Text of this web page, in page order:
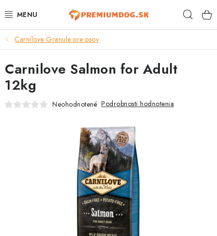
na
TOP 100 PRODUKTOV
NOVINKY
AKCIE
Carnilove Granule pre psov
Carnilove Salmon for Adult
12kg
Neohodnotené Podrobnosti hodnotenia